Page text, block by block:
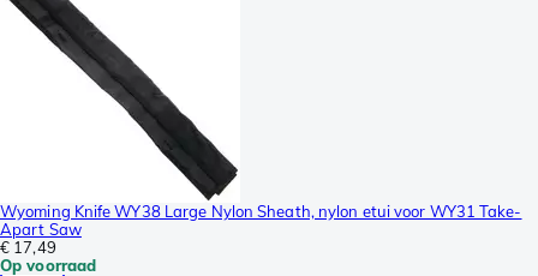
Wyoming Knife WY38 Large Nylon Sheath, nylon etui voor WY31 Take-
Apart Saw
€ 17,49
Op voorraad